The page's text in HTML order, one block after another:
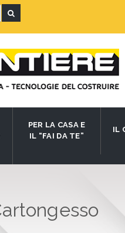
PER LA CASA E
IL “FAI DA TE”
IL